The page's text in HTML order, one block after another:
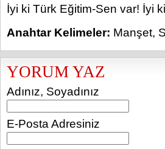
İyi ki Türk Eğitim-Sen var! İyi
Anahtar Kelimeler: Manşet,
YORUM YAZ
Adınız, Soyadınız
E-Posta Adresiniz